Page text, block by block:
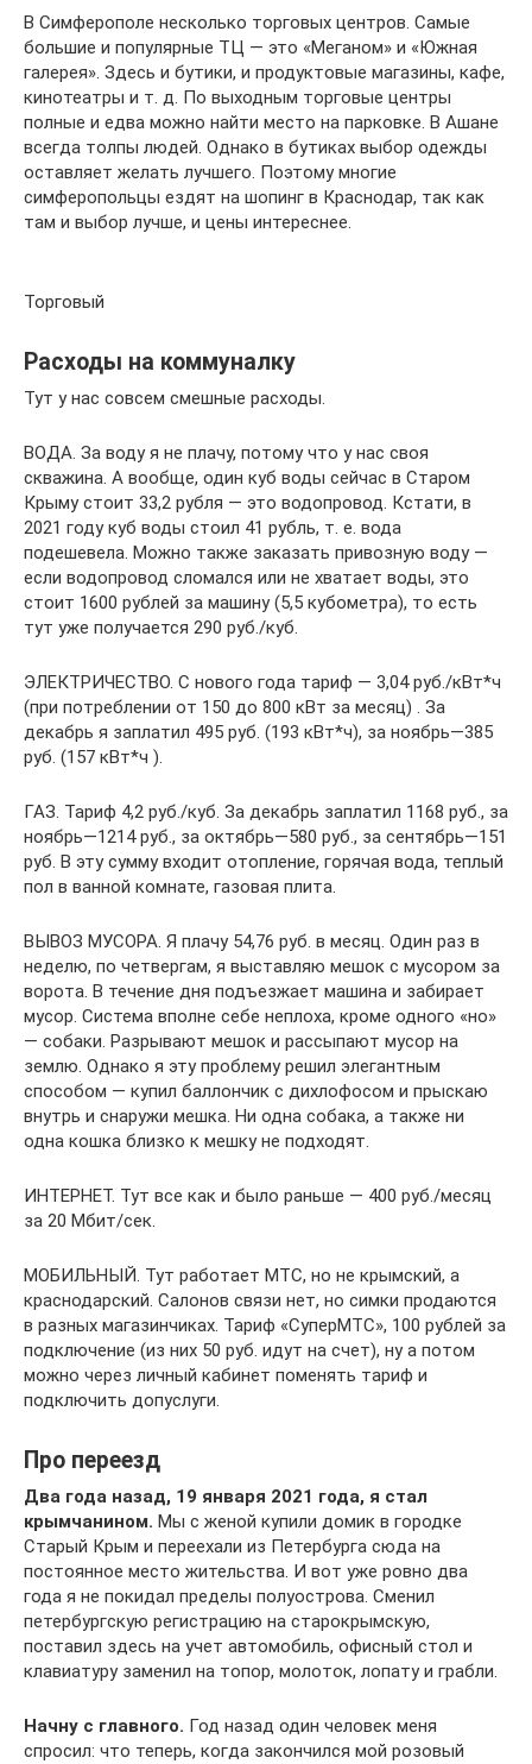
В Симферополе несколько торговых центров. Самые
большие и популярные ТЦ — это «Меганом» и «Южная
галерея». Здесь и бутики, и продуктовые магазины, кафе,
кинотеатры и т. д. По выходным торговые центры
полные и едва можно найти место на парковке. В Ашане
всегда толпы людей. Однако в бутиках выбор одежды
оставляет желать лучшего. Поэтому многие
симферопольцы ездят на шопинг в Краснодар, так как
там и выбор лучше, и цены интереснее.
Торговый
Расходы на коммуналку
Тут у нас совсем смешные расходы.
ВОДА. За воду я не плачу, потому что у нас своя
скважина. А вообще, один куб воды сейчас в Старом
Крыму стоит 33,2 рубля — это водопровод. Кстати, в
2021 году куб воды стоил 41 рубль, т. е. вода
подешевела. Можно также заказать привозную воду —
если водопровод сломался или не хватает воды, это
стоит 1600 рублей за машину (5,5 кубометра), то есть
тут уже получается 290 руб./куб.
ЭЛЕКТРИЧЕСТВО. С нового года тариф — 3,04 руб./кВт*ч
(при потреблении от 150 до 800 кВт за месяц) . За
декабрь я заплатил 495 руб. (193 кВт*ч), за ноябрь—385
руб. (157 кВт*ч ).
ГАЗ. Тариф 4,2 руб./куб. За декабрь заплатил 1168 руб., за
ноябрь—1214 руб., за октябрь—580 руб., за сентябрь—151
руб. В эту сумму входит отопление, горячая вода, теплый
пол в ванной комнате, газовая плита.
ВЫВОЗ МУСОРА. Я плачу 54,76 руб. в месяц. Один раз в
неделю, по четвергам, я выставляю мешок с мусором за
ворота. В течение дня подъезжает машина и забирает
мусор. Система вполне себе неплоха, кроме одного «но»
— собаки. Разрывают мешок и рассыпают мусор на
землю. Однако я эту проблему решил элегантным
способом — купил баллончик с дихлофосом и прыскаю
внутрь и снаружи мешка. Ни одна собака, а также ни
одна кошка близко к мешку не подходят.
ИНТЕРНЕТ. Тут все как и было раньше — 400 руб./месяц
за 20 Мбит/сек.
МОБИЛЬНЫЙ. Тут работает МТС, но не крымский, а
краснодарский. Салонов связи нет, но симки продаются
в разных магазинчиках. Тариф «СуперМТС», 100 рублей за
подключение (из них 50 руб. идут на счет), ну а потом
можно через личный кабинет поменять тариф и
подключить допуслуги.
Про переезд
Два года назад, 19 января 2021 года, я стал
крымчанином. Мы с женой купили домик в городке
Старый Крым и переехали из Петербурга сюда на
постоянное место жительства. И вот уже ровно два
года я не покидал пределы полуострова. Сменил
петербургскую регистрацию на старокрымскую,
поставил здесь на учет автомобиль, офисный стол и
клавиатуру заменил на топор, молоток, лопату и грабли.
Начну с главного. Год назад один человек меня
спросил: что теперь, когда закончился мой розовый